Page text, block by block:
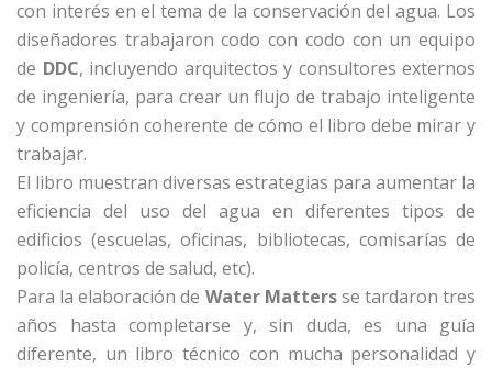
con interés en el tema de la conservación del agua. Los
diseñadores trabajaron codo con codo con un equipo
de DDC, incluyendo arquitectos y consultores externos
de ingeniería, para crear un flujo de trabajo inteligente
y comprensión coherente de cómo el libro debe mirar y
trabajar.
El libro muestran diversas estrategias para aumentar la
eficiencia del uso del agua en diferentes tipos de
edificios (escuelas, oficinas, bibliotecas, comisarías de
policía, centros de salud, etc).
Para la elaboración de Water Mattersse tardaron tres
años hasta completarse y, sin duda, es una guía
diferente, un libro técnico con mucha personalidad y